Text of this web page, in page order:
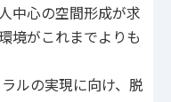
中心の空間形成が求
境がこれまでよりも
ルの実現に向け、脱